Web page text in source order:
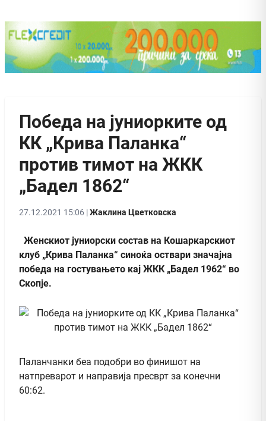
Победа на јуниорките од
КК „Крива Паланка“
против тимот на ЖКК
„Бадел 1862“
27.12.2021 15:06 |Жаклина Цветковска
Женскиот јуниорски состав на Кошаркарскиот
клуб „Крива Паланка“ синоќа оствари значајна
победа на гостувањето кај ЖКК „Бадел 1962“ во
Скопје.
Паланчанки беа подобри во финишот на
натпреварот и направија пресврт за конечни
60:62.